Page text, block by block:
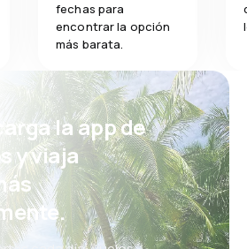
fechas para
encontrar la opción
más barata.
la app de
y viaja